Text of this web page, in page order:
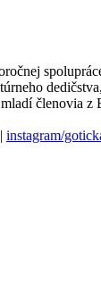
členovia
| instagram/